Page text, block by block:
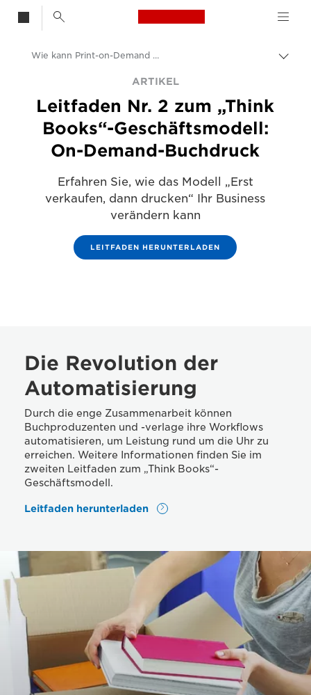
Canon Logo, back
Auf
Lösungen & Dienstleistungen
Business-Insights - B2B & Branchen-News
Unternehmens- und professionelle Artikel
Wie kann Print-on-Demand die Welt der Bücherproduktion verändern
ARTIKEL
Leitfaden Nr. 2 zum „Think
Books“-Geschäftsmodell:
On-Demand-Buchdruck
Erfahren Sie, wie das Modell „Erst
verkaufen, dann drucken“ Ihr Business
verändern kann
LEITFADEN HERUNTERLADEN
Die Revolution der
Automatisierung
Durch die enge Zusammenarbeit können
Buchproduzenten und -verlage ihre Workflows
automatisieren, um Leistung rund um die Uhr zu
erreichen. Weitere Informationen finden Sie im
zweiten Leitfaden zum „Think Books“-
Geschäftsmodell.
Leitfaden herunterladen